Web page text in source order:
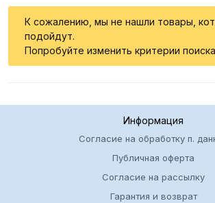
К сожалению, мы не нашли товары,
подойдут.
Попробуйте изменить критерии поиска
Информация
Согласие на обработку п.
Публичная оферта
Согласие на рассылку
Гарантия и возврат